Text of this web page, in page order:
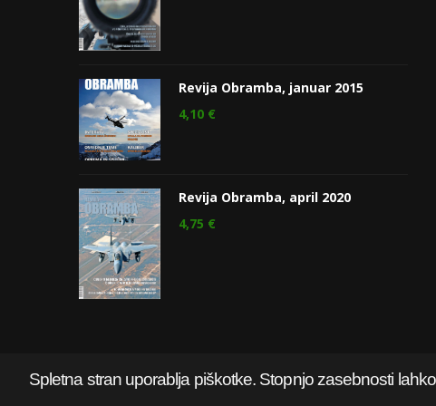
Spletna stran uporablja piškotke. Stopnjo zasebnosti
Revija Obramba, januar 2015
4,10 €
Revija Obramba, april 2020
4,75 €